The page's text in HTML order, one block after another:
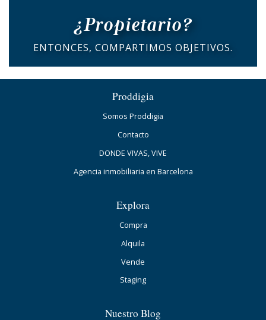
¿Propietario?
ENTONCES, COMPARTIMOS OBJETIVOS.
Proddigia
Somos Proddigia
Contacto
DONDE VIVAS, VIVE
Agencia inmobiliaria en Barcelona
Explora
Compra
Alquila
Vende
Staging
Nuestro Blog